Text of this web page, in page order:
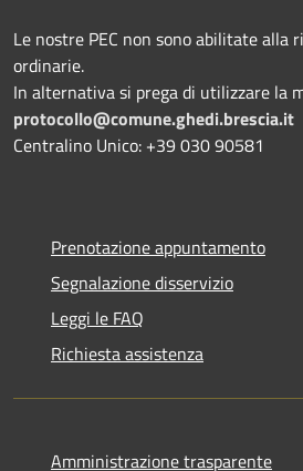
Le nostre PEC non sono abilitate alla
ordinarie.
In alternativa si prega di utilizzare la
protocollo@comune.ghedi.brescia.it
Centralino Unico: +39 030 90581
Prenotazione appuntamento
Segnalazione disservizio
Leggi le FAQ
Richiesta assistenza
Amministrazione trasparente